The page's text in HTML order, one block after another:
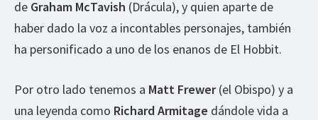
de Graham McTavish (Drácula), y quien aparte de
haber dado la voz a incontables personajes, también
ha personificado a uno de los enanos de El Hobbit.
Por otro lado tenemos a Matt Frewer(el Obispo) y a
una leyenda como Richard Armitage dándole vida a